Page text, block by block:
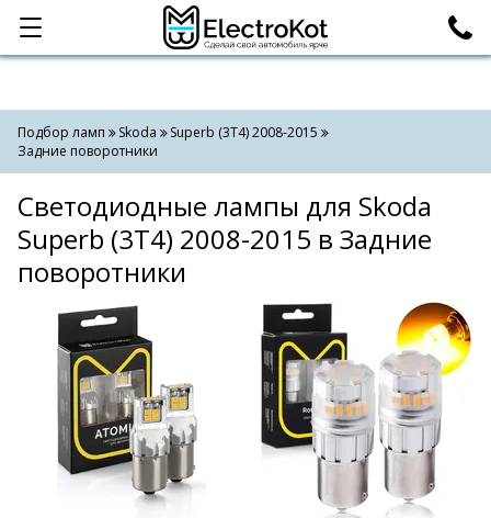
Категории Поиск
Подбор ламп Skoda
Superb (3T4) 2008-2015
Задние поворотники
Светодиодные лампы для Skoda
Superb (3T4) 2008-2015 в Задние
поворотники